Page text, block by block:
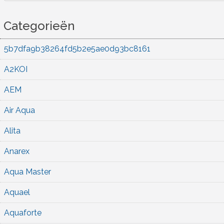
Categorieën
5b7dfa9b38264fd5b2e5ae0d93bc8161
A2KOI
AEM
Air Aqua
Alita
Anarex
Aqua Master
Aquael
Aquaforte